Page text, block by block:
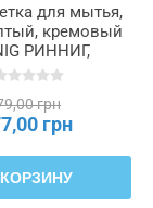
для мытья,
кремовый
РИННИГ,
грн
грн